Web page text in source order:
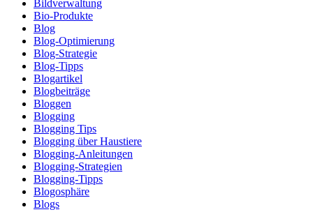
Bildverwaltung
Bio-Produkte
Blog
Blog-Optimierung
Blog-Strategie
Blog-Tipps
Blogartikel
Blogbeiträge
Bloggen
Blogging
Blogging Tips
Blogging über Haustiere
Blogging-Anleitungen
Blogging-Strategien
Blogging-Tipps
Blogosphäre
Blogs